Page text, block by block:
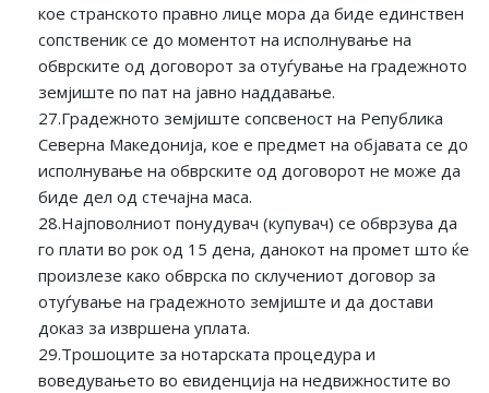
кое странското правно лице мора да биде единствен
сопственик се до моментот на исполнување на
обврските од договорот за отуѓување на градежното
земјиште по пат на јавно наддавање.
27.Градежното земјиште сопсвеност на Република
Северна Македонија, кое е предмет на објавата се до
исполнување на обврските од договорот не може да
биде дел од стечајна маса.
28.Најповолниот понудувач (купувач) се обврзува да
го плати во рок од 15 дена, данокот на промет што ќе
произлезе како обврска по склучениот договор за
отуѓување на градежното земјиште и да достави
доказ за извршена уплата.
29.Трошоците за нотарската процедура и
воведувањето во евиденција на недвижностите во